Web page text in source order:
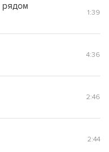
рядом
1:39
4:36
2:46
2:44